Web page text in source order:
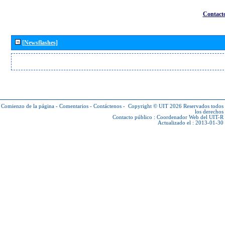
[Newsflashes]
Comienzo de la página - Comentarios - Contáctenos - Copyright © UIT 2026 Reservados todos
los derechos
Contacto público : Coordenador Web del UIT-R
Actualizado el : 2013-01-30